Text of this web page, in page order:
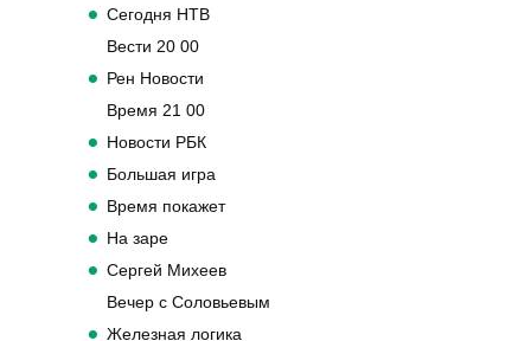
Сегодня НТВ
Вести 20 00
Рен Новости
Время 21 00
Новости РБК
Большая игра
Время покажет
На заре
Сергей Михеев
Вечер с Соловьевым
Железная логика